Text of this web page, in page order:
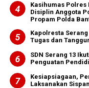
Kasihumas Polres
Disiplin Anggota
Propam Polda
Kapolresta
Tugas dan
SDN Serang 13
Penguatan
Kesiapsiagaan,
Laksanakan